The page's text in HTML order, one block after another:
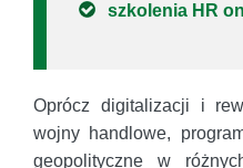
szkolenia HR
Oprócz digitalizacji i
wojny handlowe,
geopolityczne w